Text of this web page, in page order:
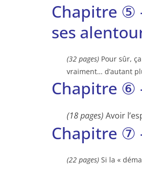
Chapitre ⑤
ses
(32 pages) Pour sûr,
vraiment… d’autant
Chapitre ⑥
(18 pages) Avoir
Chapitre ⑦
(22 pages) Si la «